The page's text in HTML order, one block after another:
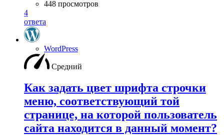
448 просмотров
4
ответа
WordPress
Средний
Как задать цвет шрифта строчки
меню, соответствующий той
странице, на которой пользователь
сайта находится в данный момент?